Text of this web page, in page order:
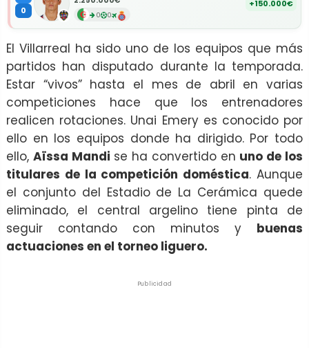
0
0 0
+150.000€
El Villarreal ha sido uno de los equipos que más
partidos han disputado durante la temporada.
Estar “vivos” hasta el mes de abril en varias
competiciones hace que los entrenadores
realicen rotaciones. Unai Emery es conocido por
ello en los equipos donde ha dirigido. Por todo
ello, Aïssa Mandi se ha convertido en uno de los
titulares de la competición doméstica. Aunque
el conjunto del Estadio de La Cerámica quede
eliminado, el central argelino tiene pinta de
seguir contando con minutos y buenas
actuaciones en el torneo liguero.
Publicidad